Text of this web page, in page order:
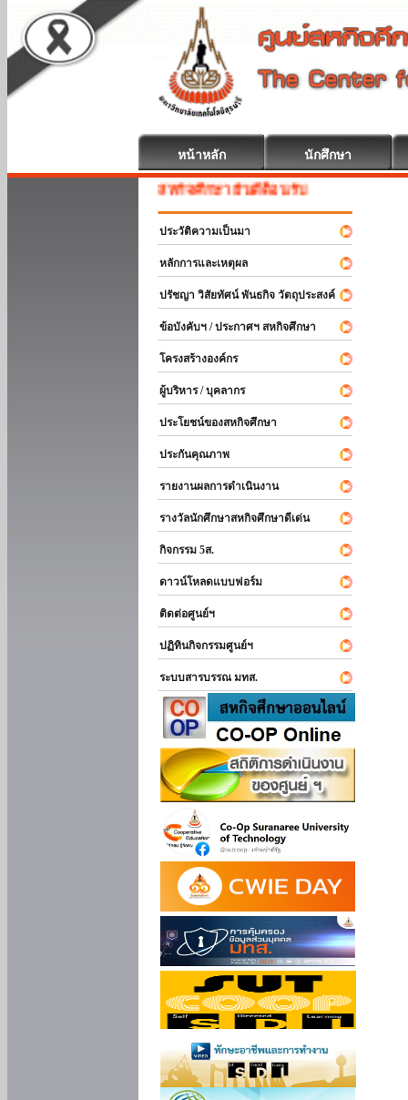
หน้าหลัก นักศึกษา
สหกิจศึกษา ยินดีต้อนรับ
ประวัติความเป็นมา
หลักการและเหตุผล
ปรัชญา วิสัยทัศน์ พันธกิจ วัตถุประสงค์
ข้อบังคับฯ / ประกาศฯ สหกิจศึกษา
โครงสร้างองค์กร
ผู้บริหาร / บุคลากร
ประโยชน์ของสหกิจศึกษา
ประกันคุณภาพ
รายงานผลการดำเนินงาน
รางวัลนักศึกษาสหกิจศึกษาดีเด่น
กิจกรรม 5ส.
ดาวน์โหลดแบบฟอร์ม
ติดต่อศูนย์ฯ
ปฏิทินกิจกรรมศูนย์ฯ
ระบบสารบรรณ มทส.